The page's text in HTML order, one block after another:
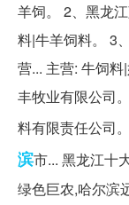
羊饲。 2、黑龙
料|牛羊饲料。 3
营... 主营: 牛饲
丰牧业有限公司
料有限责任公司
滨市... 黑龙江十
绿色巨农,哈尔滨